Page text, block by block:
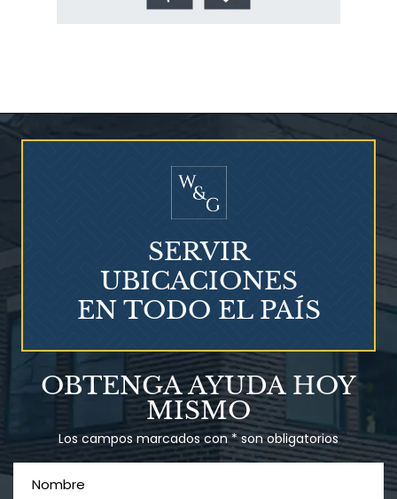
¿Quién corre el riesgo de
Talco en polvo
Ovary cancer
OBTENGA AYUDA HOY
MISMO
Los campos marcados con * son obligatorios
SERVIR
UBICACIONES
EN TODO EL PAÍS